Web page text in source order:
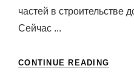
частей в строительстве
Сейчас ...
CONTINUE READING